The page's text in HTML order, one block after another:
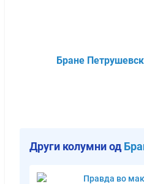
Бране
Други колумни од
Правда во